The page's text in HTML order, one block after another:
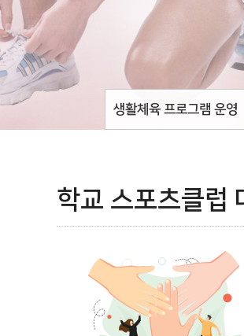
생활체육 프로그램 운영
학교 스포츠클럽